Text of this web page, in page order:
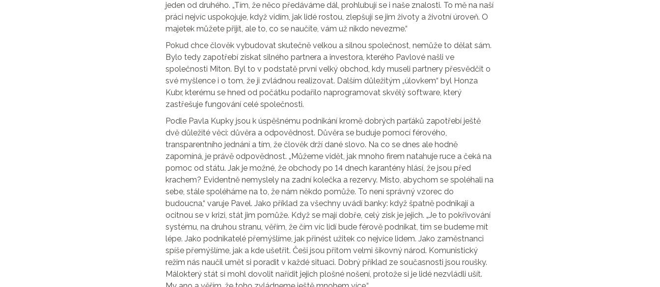
jeden od druhého. „Tím, že něco předáváme dál, prohlubují se i naše znalosti. To mě na naší
práci nejvíc uspokojuje, když vidím, jak lidé rostou, zlepšují se jim životy a životní úroveň. O
majetek můžete přijít, ale to, co se naučíte, vám už nikdo nevezme.“
Pokud chce člověk vybudovat skutečně velkou a silnou společnost, nemůže to dělat sám.
Bylo tedy zapotřebí získat silného partnera a investora, kterého Pavlové našli ve
společnosti Miton. Byl to v podstatě první velký obchod, kdy museli partnery přesvědčit o
své myšlence i o tom, že ji zvládnou realizovat. Dalším důležitým „úlovkem“ byl Honza
Kubr, kterému se hned od počátku podařilo naprogramovat skvělý software, který
zastřešuje fungování celé společnosti.
Podle Pavla Kupky jsou k úspěšnému podnikání kromě dobrých parťáků zapotřebí ještě
dvě důležité věci: důvěra a odpovědnost. Důvěra se buduje pomocí férového,
transparentního jednání a tím, že člověk drží dané slovo. Na co se dnes ale hodně
zapomíná, je právě odpovědnost. „Můžeme vidět, jak mnoho firem natahuje ruce a čeká na
pomoc od státu. Jak je možné, že obchody po 14 dnech karantény hlásí, že jsou před
krachem? Evidentně nemyslely na zadní kolečka a rezervy. Místo, abychom se spoléhali na
sebe, stále spoléháme na to, že nám někdo pomůže. To není správný vzorec do
budoucna,“ varuje Pavel. Jako příklad za všechny uvádí banky: když špatně podnikají a
ocitnou se v krizi, stát jim pomůže. Když se mají dobře, celý zisk je jejich. „Je to pokřivování
systému, na druhou stranu, věřím, že čím víc lidí bude férově podnikat, tím se budeme mít
lépe. Jako podnikatelé přemýšlíme, jak přinést užitek co nejvíce lidem. Jako zaměstnanci
spíše přemýšlíme, jak a kde ušetřit. Češi jsou přitom velmi šikovný národ. Komunistický
režim nás naučil umět si poradit v každé situaci. Dobrý příklad ze současnosti jsou roušky.
Málokterý stát si mohl dovolit nařídit jejich plošné nošení, protože si je lidé nezvládli ušít.